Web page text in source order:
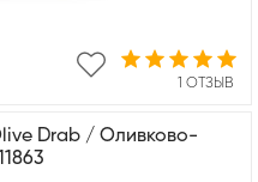
1 ОТЗЫВ
Drab / Оливково-